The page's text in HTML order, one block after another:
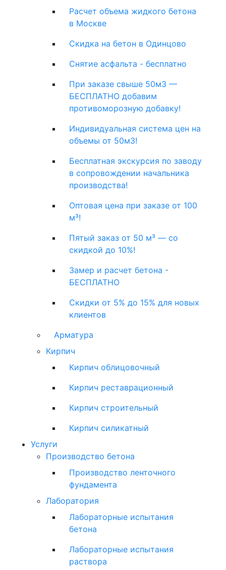
Расчет объема жидкого бетона
в Москве
Скидка на бетон в Одинцово
Снятие асфальта - бесплатно
При заказе свыше 50м3 —
БЕСПЛАТНО добавим
противоморозную добавку!
Индивидуальная система цен на
объемы от 50м3!
Бесплатная экскурсия по заводу
в сопровождении начальника
производства!
Оптовая цена при заказе от 100
м³!
Пятый заказ от 50 м³ — со
скидкой до 10%!
Замер и расчет бетона -
БЕСПЛАТНО
Скидки от 5% до 15% для новых
клиентов
Арматура
Кирпич
Кирпич облицовочный
Кирпич реставрационный
Кирпич строительный
Кирпич силикатный
Услуги
Производство бетона
Производство ленточного
фундамента
Лаборатория
Лабораторные испытания
бетона
Лабораторные испытания
раствора